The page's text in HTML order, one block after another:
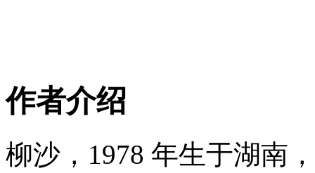
作者介绍
柳沙，1978 年生于湖南